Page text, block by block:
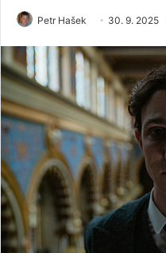
Petr Hašek 30. 9. 2025